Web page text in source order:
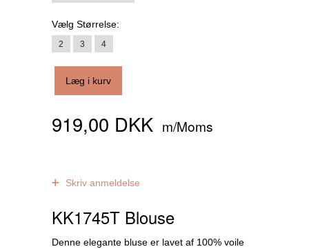
Vælg Størrelse:
2 3 4
Læg i kurv
919,00 DKK m/Moms
Skriv anmeldelse
KK1745T Blouse
Denne elegante bluse er lavet af 100% voile